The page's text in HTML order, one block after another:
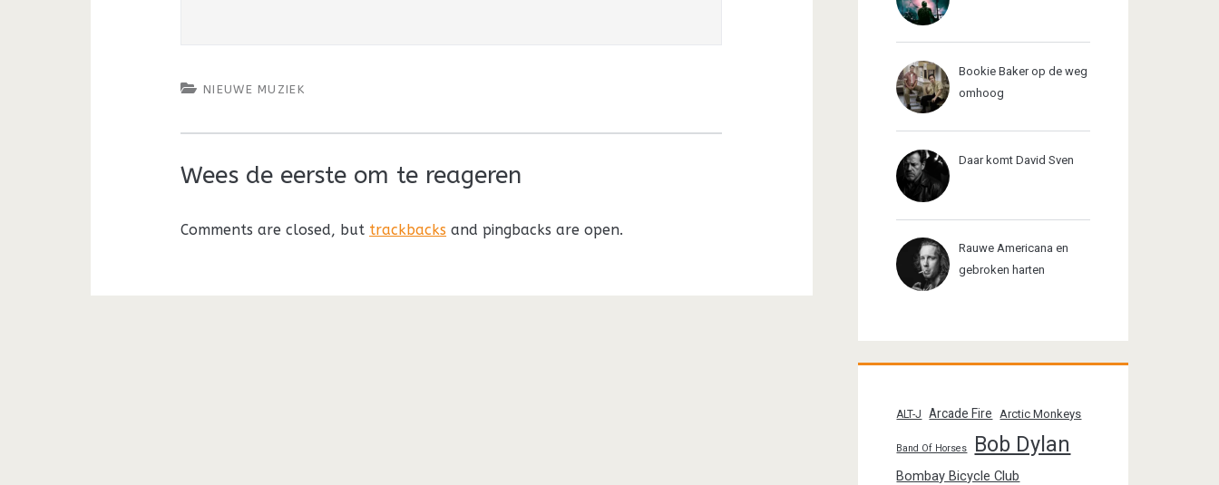
NIEUWE MUZIEK
Wees de eerste om te reageren
Comments are closed, but trackbacks and pingbacks are open.
Bookie Baker op de weg
omhoog
Daar komt David Sven
Rauwe Americana en
gebroken harten
ALT-J Arcade Fire Arctic Monkeys
Band Of Horses Bob Dylan
Bombay Bicycle Club